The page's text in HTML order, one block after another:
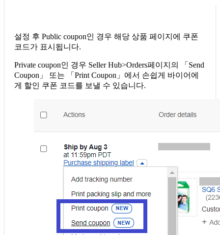
설정 후 Public coupon인 경우 해당 상품 페이지에 쿠폰
코드가 표시됩니다.
Private coupon인 경우 Seller Hub>Orders페이지의 「Send
Coupon」 또는 「Print Coupon」에서 손쉽게 바이어에
게 할인 쿠폰 코드를 보낼 수 있습니다.